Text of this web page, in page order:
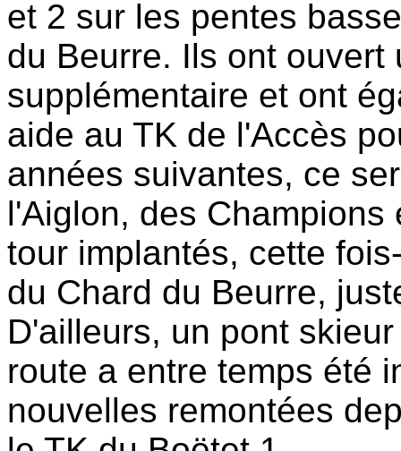
et 2 sur les pentes
du Beurre. Ils ont ouvert
supplémentaire et ont
aide au TK de l'Accès
années suivantes, ce
l'Aiglon, des
tour implantés, cette
du Chard du Beurre,
D'ailleurs, un pont
route a entre temps été
nouvelles remontées